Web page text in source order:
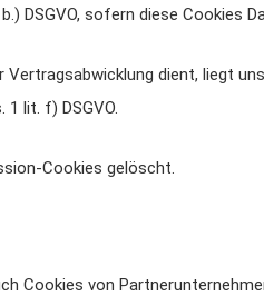
DSGVO, sofern diese Cookies
dient, liegt
lit. f) DSGVO.
Cookies gelöscht.
Cookies von